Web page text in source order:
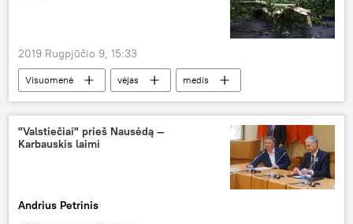
2019 Rugpjūčio 9, 15:33
Visuomenė vėjas
medis
medžiai
ugniagesia
ugniagesiai gelbėtojai
"Valstiečiai" prieš Nausėdą —
Karbauskis laimi
Andrius Petrinis